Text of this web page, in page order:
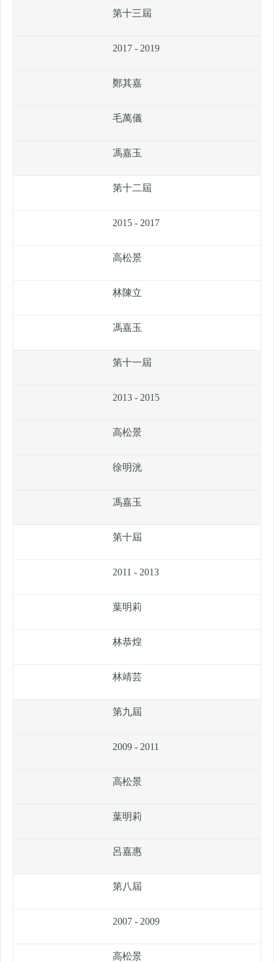
第十三屆
2017 - 2019
鄭其嘉
毛萬儀
馮嘉玉
第十二屆
2015 - 2017
高松景
林陳立
馮嘉玉
第十一屆
2013 - 2015
高松景
徐明洸
馮嘉玉
第十屆
2011 - 2013
葉明莉
林恭煌
林靖芸
第九屆
2009 - 2011
高松景
葉明莉
呂嘉惠
第八屆
2007 - 2009
高松景